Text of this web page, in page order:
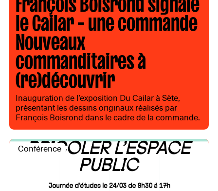
le Cailar – une commande
Nouveaux
commanditaires à
(re)découvrir
Inauguration de l’exposition Du Cailar à Sète,
présentant les dessins originaux réalisés par
François Boisrond dans le cadre de la commande.
Conférence